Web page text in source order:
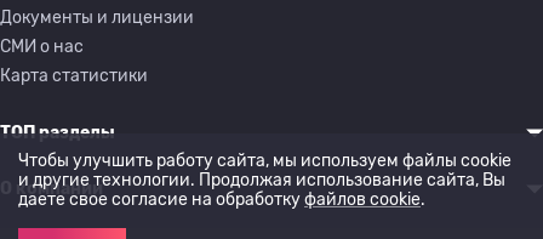
Документы и лицензии
СМИ о нас
Карта статистики
ТОП разделы
О компании
Чтобы улучшить работу сайта, мы используем файлы cookie
и другие технологии. Продолжая использование сайта, Вы
даете свое согласие на обработкуфайлов cookie.